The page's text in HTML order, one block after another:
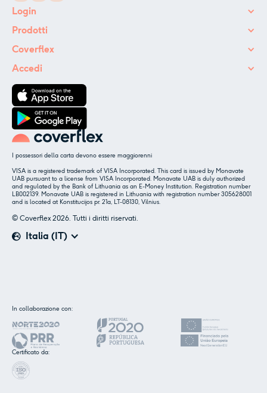
Login
Prodotti
Coverflex
Accedi
I possessori della carta devono essere maggiorenni
VISA is a registered trademark of VISA Incorporated. This card is issued by Monavate
UAB pursuant to a license from VISA Incorporated. Monavate UAB is duly authorized
and regulated by the Bank of Lithuania as an E-Money Institution. Registration number
LB002139. Monavate UAB is registered in Lithuania with registration number 305628001
and is located at Konstitucijos pr. 21a, LT-08130, Vilnius.
Italia (IT)
© Coverflex 2026. Tutti i diritti riservati.
In collaborazione con:
Certificato da:
Insieme ai nostri partner utilizziamo cookie o
tecnologie simili, come specificato nellacookie
policy..